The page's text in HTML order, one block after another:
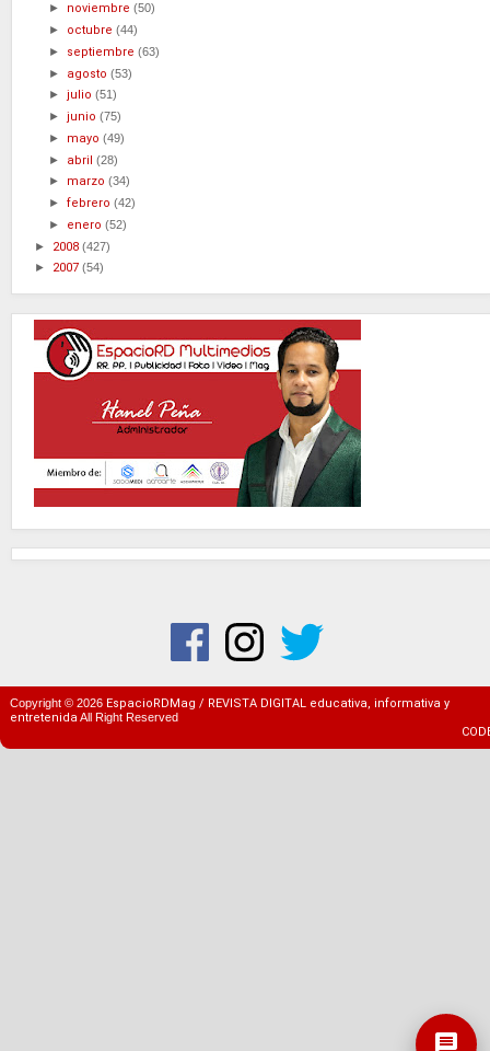
► noviembre(50)
► octubre(44)
► septiembre(63)
► agosto(53)
►julio(51)
►junio(75)
► mayo(49)
► abril(28)
► marzo(34)
►febrero(42)
► enero(52)
► 2008 (427)
► 2007 (54)
Copyright © 2026 EspacioRDMag / REVISTA DIGITAL educativa, informativa y
entretenidaAll Right Reserved
message